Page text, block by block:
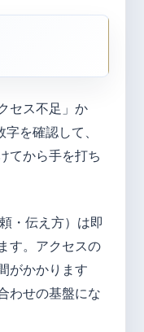
セス不足」か
を確認して、
てから手を打ち
・伝え方）は即
す。アクセスの
がかかります
わせの基盤にな